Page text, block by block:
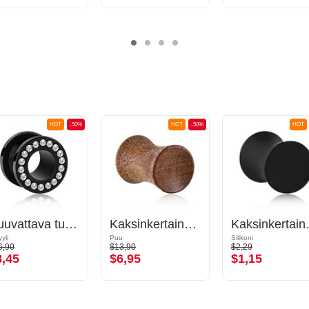
-50%
HOT
Ruuvattava tunneli (akryyli, musta) kanssa kristallikivet
-50%
HOT
Kaksinkertainen flared-plugi (puu) kanssa kovera etuosa
Puu
$13,90
$6,95
HOT
Silikoni
$2,29
$1,15